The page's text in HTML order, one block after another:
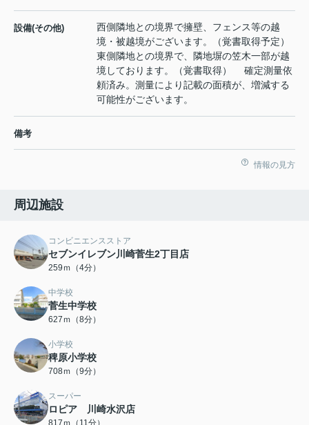
設備(その他)
西側隣地との境界で擁壁、フェンス等の越
境・被越境がございます。（覚書取得予定）
東側隣地との境界で、隣地塀の笠木一部が越
境しております。（覚書取得） 確定測量依
頼済み。測量により記載の面積が、増減する
可能性がございます。
備考
情報の見方
周辺施設
コンビニエンスストア
セブンイレブン川崎菅生2丁目店
259ｍ（4分）
中学校
菅生中学校
627ｍ（8分）
小学校
稗原小学校
708ｍ（9分）
スーパー
ロピア 川崎水沢店
817ｍ（11分）